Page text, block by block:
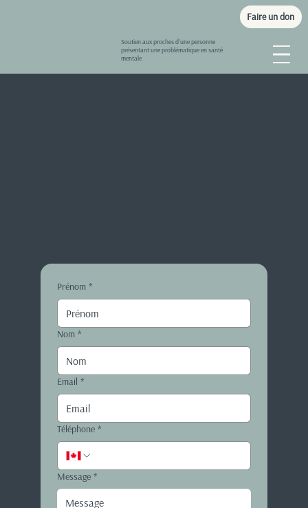
Soutien aux proches d'une personne
présentant une problématique en santé
mentale
Faire un don
Prénom *
Nom *
Email *
Téléphone *
Message *